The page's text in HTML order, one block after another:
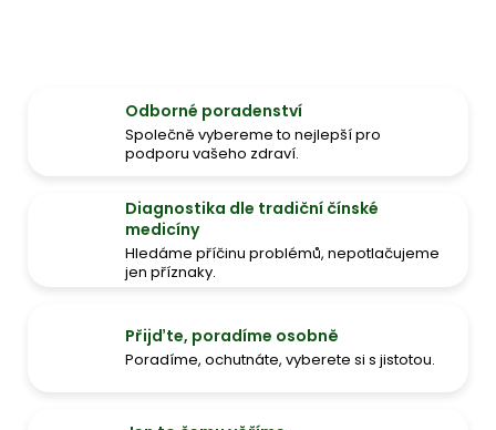
Odborné poradenství
Společně vybereme to nejlepší pro
podporu vašeho zdraví.
Diagnostika dle tradiční čínské
medicíny
Hledáme příčinu problémů, nepotlačujeme
jen příznaky.
Přijďte, poradíme osobně
Poradíme, ochutnáte, vyberete si s jistotou.